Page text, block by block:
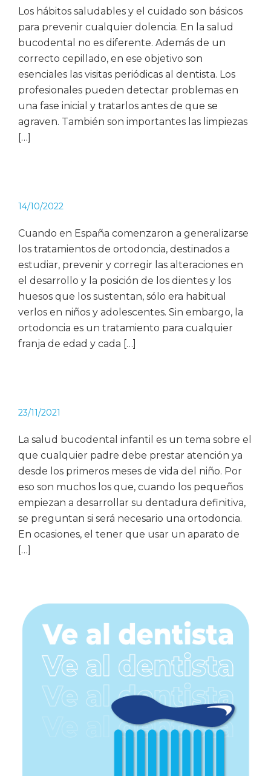
Los hábitos saludables y el cuidado son básicos
para prevenir cualquier dolencia. En la salud
bucodental no es diferente. Además de un
correcto cepillado, en ese objetivo son
esenciales las visitas periódicas al dentista. Los
profesionales pueden detectar problemas en
una fase inicial y tratarlos antes de que se
agraven. También son importantes las limpiezas
[…]
14/10/2022
Cuando en España comenzaron a generalizarse
los tratamientos de ortodoncia, destinados a
estudiar, prevenir y corregir las alteraciones en
el desarrollo y la posición de los dientes y los
huesos que los sustentan, sólo era habitual
verlos en niños y adolescentes. Sin embargo, la
ortodoncia es un tratamiento para cualquier
franja de edad y cada […]
23/11/2021
La salud bucodental infantil es un tema sobre el
que cualquier padre debe prestar atención ya
desde los primeros meses de vida del niño. Por
eso son muchos los que, cuando los pequeños
empiezan a desarrollar su dentadura definitiva,
se preguntan si será necesario una ortodoncia.
En ocasiones, el tener que usar un aparato de
[…]
Barra
lateral
principal